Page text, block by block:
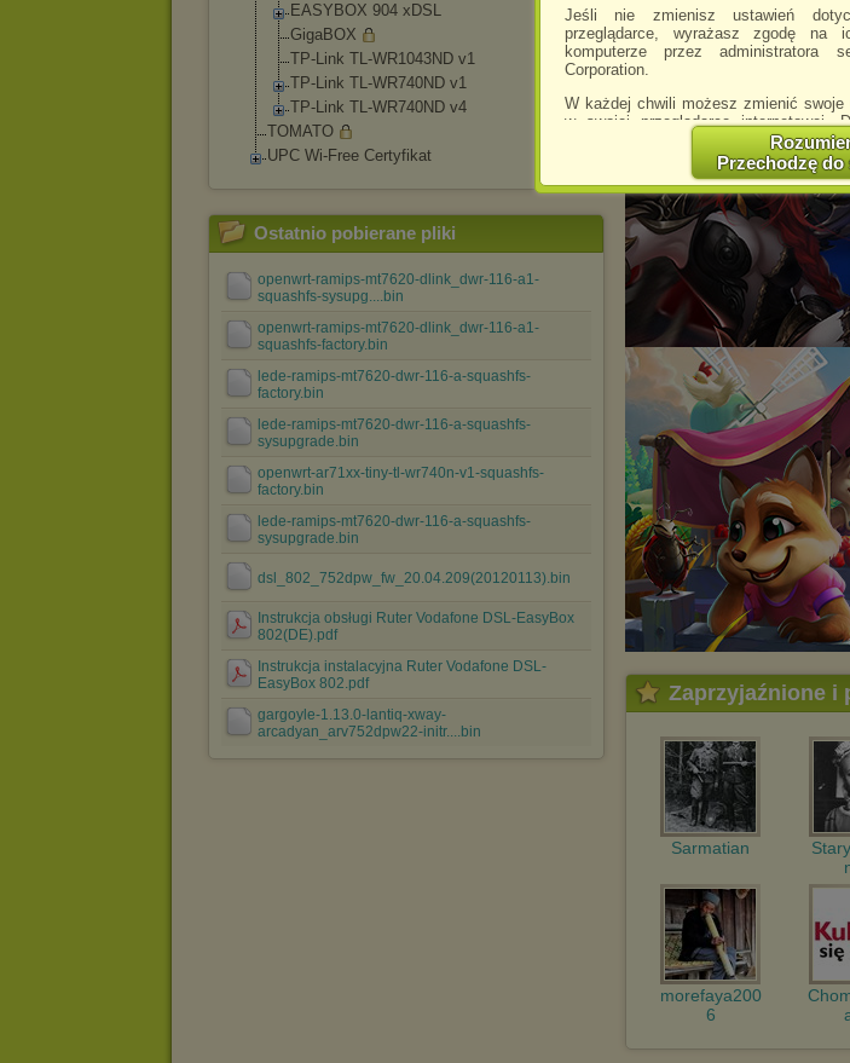
Jeśli nie zmienisz ustawień
przeglądarce, wyrażasz zgodę na
komputerze przez administratora
Corporation.
W każdej chwili możesz zmienić
w swojej przeglądarce internetowej.
http://
Jednocześnie informujemy że
spowodować ograniczenie korzystania
W przypadku braku twojej zgody
prosimy o opuszczenie serwisu
Wykorzystanie plików cookies
(dostosowanie reklam do Twoich
marketingowych).
Wyrażenie sprzeciwu spowoduje,
będzie dopasowana do Twoich
wyświetlona przypadkowo.
Istnieje możliwość zmiany
sposób uniemożliwiający
urządzeniu końcowym. Można
dokonując odpowiednich zmian
internetowej.
Pełną informację na ten
http://chomikuj.pl/
Przechodzę do
EASYBOX 904 xDSL
GigaBOX
TP-Link TL-WR1043ND v1
TP-Link TL-WR740ND v1
TP-Link TL-WR740ND v4
TOMATO
UPC Wi-Free Certyfikat
Ostatnio pobierane pliki
openwrt-ramips-mt7620-dlink_dwr-116-a1-
squashfs-sysupg....bin
openwrt-ramips-mt7620-dlink_dwr-116-a1-
squashfs-factory.bin
lede-ramips-mt7620-dwr-116-a-squashfs-
factory.bin
lede-ramips-mt7620-dwr-116-a-squashfs-
sysupgrade.bin
openwrt-ar71xx-tiny-tl-wr740n-v1-squashfs-
factory.bin
lede-ramips-mt7620-dwr-116-a-squashfs-
sysupgrade.bin
dsl_802_752dpw_fw_20.04.209(20120113).bin
Instrukcja obsługi Ruter Vodafone DSL-EasyBox
802(DE).pdf
Instrukcja instalacyjna Ruter Vodafone DSL-
EasyBox 802.pdf
gargoyle-1.13.0-lantiq-xway-
arcadyan_arv752dpw22-initr....bin
Zaprzyjaźnione i
Sarmatian
morefaya200
6